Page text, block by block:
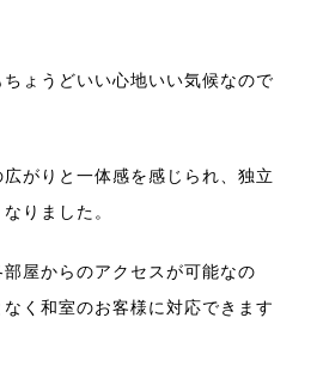
ょうどいい心地いい気候なので
がりと一体感を感じられ、独立
りました。
屋からのアクセスが可能なの
く和室のお客様に対応できます